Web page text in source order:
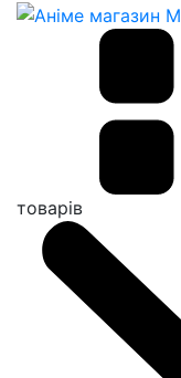
товарів